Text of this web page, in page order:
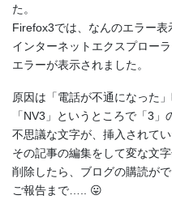
た。
Firefox3では、なんのエラー表
インターネットエクスプロー
エラーが表示されました。
原因は「電話が不通になった
「NV3」というところで「3」
不思議な文字が、挿入されてい
その記事の編集をして変な文
削除したら、ブログの購読が
ご報告まで….. 😛